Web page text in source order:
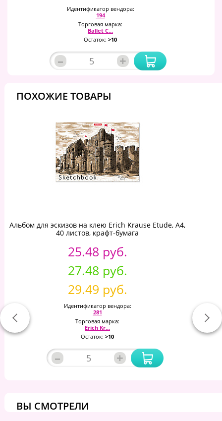
Идентификатор вендора:
194
Торговая марка:
Ballet C...
Остаток: >10
– +
ПОХОЖИЕ ТОВАРЫ
Альбом для эскизов на клею Erich Krause Etude, А4,
40 листов, крафт-бумага
25.48 руб.
27.48 руб.
29.49 руб.
Идентификатор вендора:
281
Торговая марка:
Erich Kr...
Остаток: >10
– +
ВЫ СМОТРЕЛИ